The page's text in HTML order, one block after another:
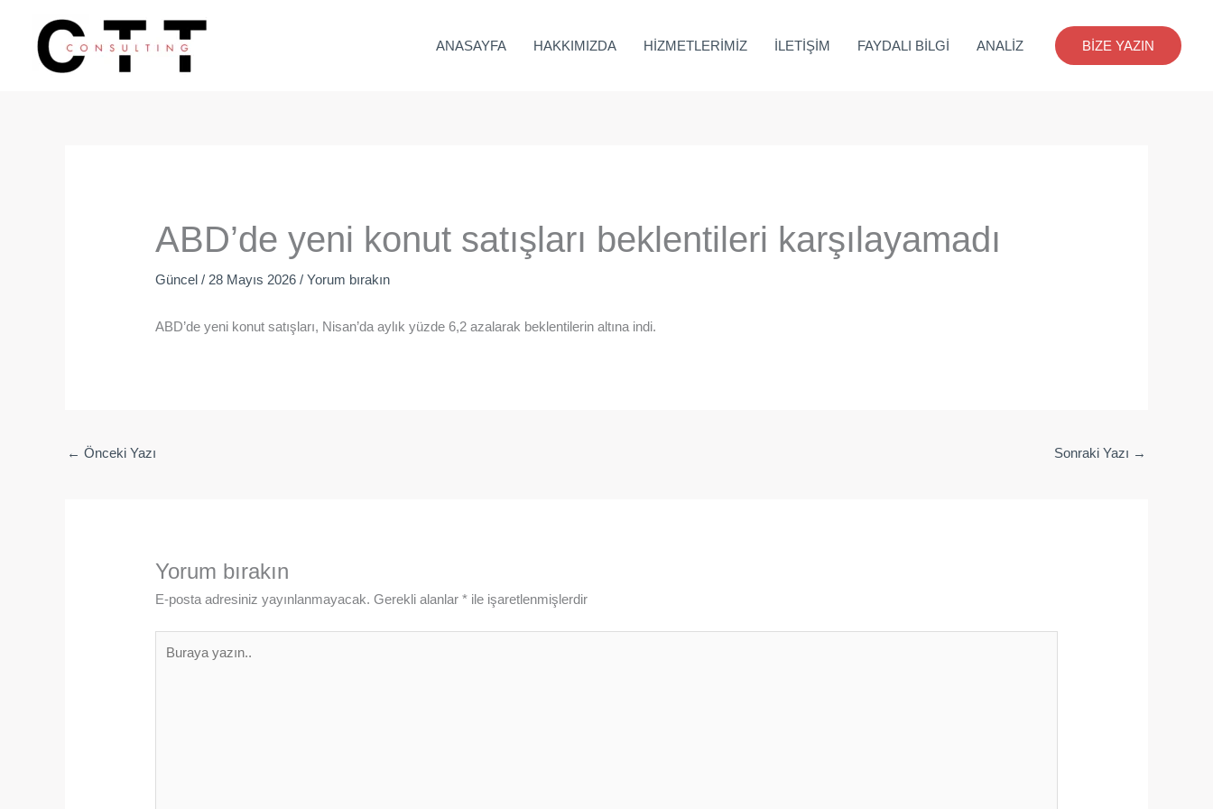
ANASAYFA
HAKKIMIZDA HİZMETLERİMİZ İLETİŞİM FAYDALI BİLGİ ANALİZ BİZE YAZIN
ABD’de yeni konut satışları beklentileri karşılayamadı
Güncel / 28 Mayıs 2026/Yorum bırakın
ABD’de yeni konut satışları, Nisan’da aylık yüzde 6,2 azalarak beklentilerin altına indi.
← Önceki Yazı Sonraki Yazı →
Yorum bırakın
E-posta adresiniz yayınlanmayacak. Gerekli alanlar* ile işaretlenmişlerdir
yazın..